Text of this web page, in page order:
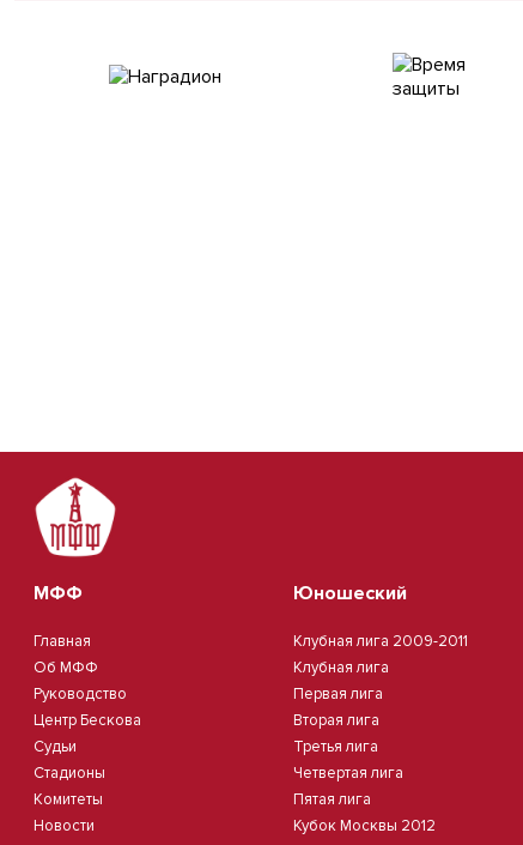
МФФ
Главная
Об МФФ
Руководство
Центр Бескова
Судьи
Стадионы
Комитеты
Новости
Юношеский
Клубная лига 2009-2011
Клубная лига
Первая лига
Вторая лига
Третья лига
Четвертая лига
Пятая лига
Кубок Москвы 2012